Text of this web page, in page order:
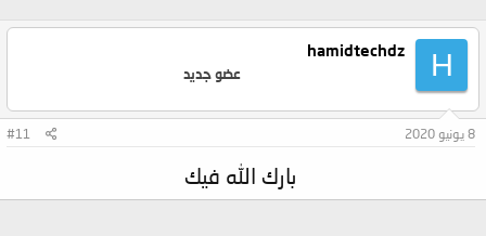
H
hamidtechdz
عضو جديد
8 يونيو 2020 #11
بارك الله فيك